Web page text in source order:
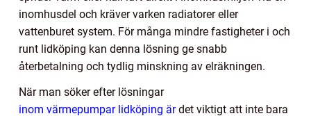
inomhusdel och kräver varken radiatorer eller
vattenburet system. För många mindre fastigheter i och
runt lidköping kan denna lösning ge snabb
återbetalning och tydlig minskning av elräkningen.
När man söker efter lösningar
inom värmepumpar lidköping ärdet viktigt att inte bara